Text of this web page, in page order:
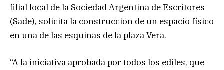
filial local de la Sociedad Argentina de Escritores
(Sade), solicita la construcción de un espacio físico
en una de las esquinas de la plaza Vera.
“A la iniciativa aprobada por todos los ediles, que